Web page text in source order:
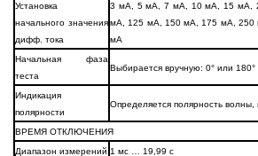
Установка
начального значения
дифф. тока
3 мА, 5 мА, 7 мА, 10 мА, 15 мА,
мА, 125 мА, 150 мА, 175 мА,
мА
Начальная фаза
теста
Выбирается вручную: 0° или
Индикация
полярности
Определяется полярность
ВРЕМЯ ОТКЛЮЧЕНИЯ
Диапазон измерений 1 мс … 19,99 с